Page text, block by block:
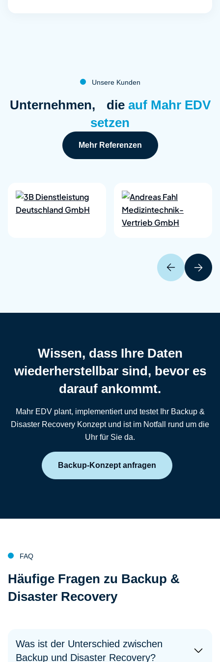
Unsere Kunden
:
Unternehmen, die auf Mahr EDV
setzen
Mehr Referenzen
Wissen, dass Ihre Daten
wiederherstellbarsind, bevor es
darauf ankommt.
Mahr EDV plant, implementiert und testet Ihr Backup &
Disaster Recovery Konzept und ist im Notfall rund um die
Uhr für Sie da.
Backup-Konzept anfragen
FAQ
:
Häufige Fragen zu Backup &
Disaster Recovery
Was ist der Unterschied zwischen
Backup und Disaster Recovery?